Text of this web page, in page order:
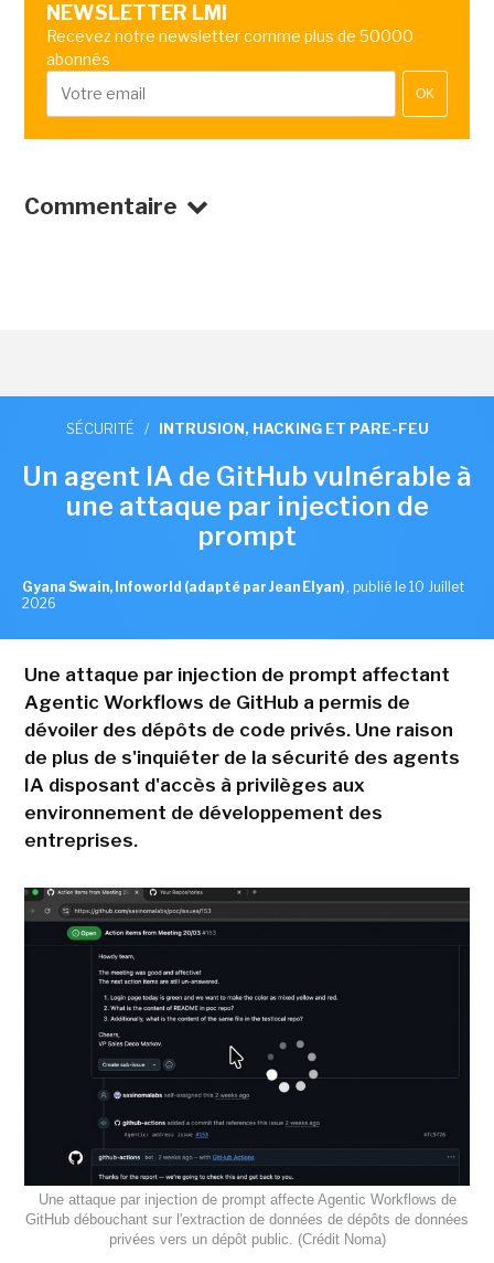
NEWSLETTER LMI
Recevez notre newsletter comme plus de 50000
abonnés
OK
Commentaire
SÉCURITÉ / INTRUSION, HACKING ET PARE-FEU
Un agent IA de GitHub vulnérable à
une attaque par injection de
prompt
Gyana Swain, Infoworld (adapté par Jean Elyan) , publié le 10 Juillet
2026
Une attaque par injection de prompt affectant
Agentic Workflows de GitHub a permis de
dévoiler des dépôts de code privés. Une raison
de plus de s'inquiéter de la sécurité des agents
IA disposant d'accès à privilèges aux
environnement de développement des
entreprises.
Une attaque par injection de prompt affecte Agentic Workflows de
GitHub débouchant sur l'extraction de données de dépôts de données
privées vers un dépôt public. (Crédit Noma)